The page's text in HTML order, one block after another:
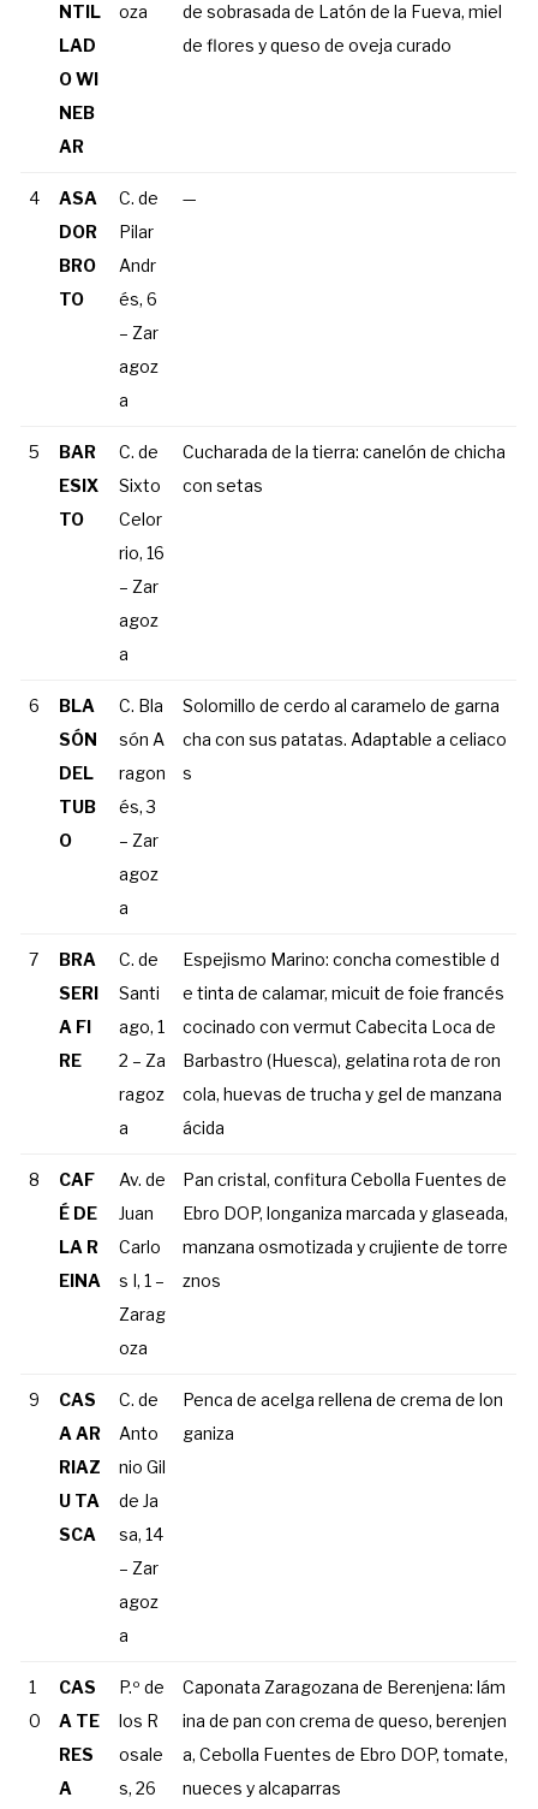
NTIL
LAD
O WI
NEB
AR
oza
de sobrasada de Latón de la Fueva, miel
de flores y queso de oveja curado
4
ASA
DOR
BRO
TO
C. de
Pilar
Andr
és, 6
– Zar
agoz
a
—
5
BAR
ESIX
TO
C. de
Sixto
Celor
rio, 16
– Zar
agoz
a
Cucharada de la tierra: canelón de chicha
con setas
6
BLA
SÓN
DEL
TUB
O
C. Bla
són A
ragon
és, 3
– Zar
agoz
a
Solomillo de cerdo al caramelo de garna
cha con sus patatas. Adaptable a celiaco
s
7
BRA
SERI
A FI
RE
C. de
Santi
ago, 1
2 – Za
ragoz
a
Espejismo Marino: concha comestible d
e tinta de calamar, micuit de foie francés
cocinado con vermut Cabecita Loca de
Barbastro (Huesca), gelatina rota de ron
cola, huevas de trucha y gel de manzana
ácida
8
CAF
É DE
LA R
EINA
Av. de
Juan
Carlo
s I, 1 –
Zarag
oza
Pan cristal, confitura Cebolla Fuentes de
Ebro DOP, longaniza marcada y glaseada,
manzana osmotizada y crujiente de torre
znos
9
CAS
A AR
RIAZ
U TA
SCA
C. de
Anto
nio Gil
de Ja
sa, 14
– Zar
agoz
a
Penca de acelga rellena de crema de lon
ganiza
1
0
CAS
A TE
RES
A
P.º de
los R
osale
s, 26
Caponata Zaragozana de Berenjena: lám
ina de pan con crema de queso, berenjen
a, Cebolla Fuentes de Ebro DOP, tomate,
nueces y alcaparras